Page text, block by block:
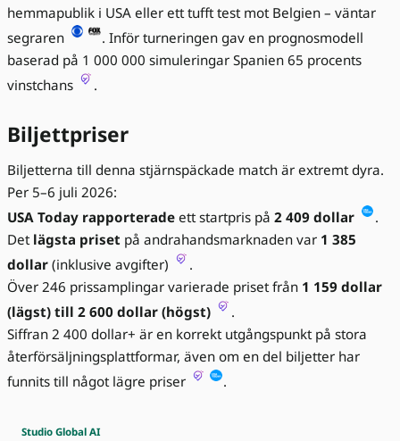
hemmapublik i USA eller ett tufft test mot Belgien – väntar
segraren
. Inför turneringen gav en prognosmodell
baserad på 1 000 000 simuleringar Spanien 65 procents
vinstchans
.
Biljettpriser
Biljetterna till denna stjärnspäckade match är extremt dyra.
Per 5–6 juli 2026:
USA Today rapporterade ett startpris på 2 409 dollar
.
Det lägsta priset på andrahandsmarknaden var 1 385
dollar (inklusive avgifter)
.
Över 246 prissamplingar varierade priset från 1 159 dollar
(lägst) till 2 600 dollar (högst)
.
Siffran 2 400 dollar+ är en korrekt utgångspunkt på stora
återförsäljningsplattformar, även om en del biljetter har
funnits till något lägre priser
.
Studio Global AI